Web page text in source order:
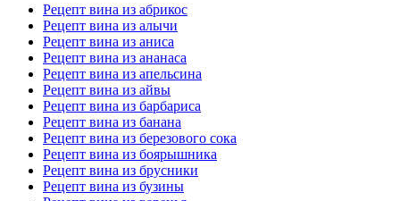
Рецепт вина из абрикос
Рецепт вина из алычи
Рецепт вина из аниса
Рецепт вина из ананаса
Рецепт вина из апельсина
Рецепт вина из айвы
Рецепт вина из барбариса
Рецепт вина из банана
Рецепт вина из березового сока
Рецепт вина из боярышника
Рецепт вина из брусники
Рецепт вина из бузины